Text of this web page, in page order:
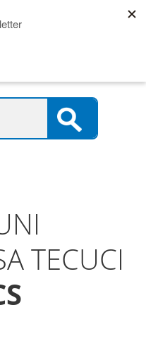
TECUCI